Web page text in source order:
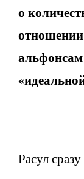
о
Расул